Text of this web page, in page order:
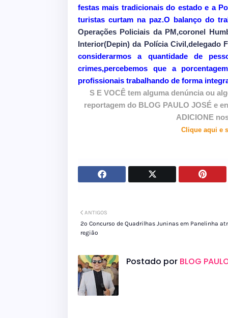
festas mais tradicionais do estado e a
turistas curtam na paz.O balanço do
Operações Policiais da PM,coronel
Interior(Depin) da Polícia Civil,delegado
considerarmos a quantidade de
crimes,percebemos que a
profissionais trabalhando de forma
S E VOCÊ tem alguma denúncia ou
reportagem do BLOG PAULO JOSÉ e
ADICIONE
Clique aqui e
ANTIGOS
2º Concurso de Quadrilhas Juninas em Panelinha
região
Postado por BLOG